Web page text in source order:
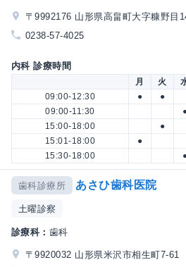
〒9992176 山形県高畠町大字糠野目
0238-57-4025
内科 診療時間
月 火
09:00-12:30
● ●
09:00-11:30
15:00-18:00
●
15:01-18:00
●
15:30-18:00
歯科診療所 あさひ歯科医院
土曜診察
診療科： 歯科
〒9920032 山形県米沢市相生町7-61